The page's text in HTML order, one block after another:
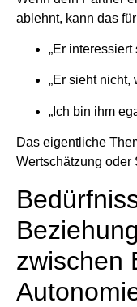
ablehnt, kann das
„Er interessiert
„Er sieht nicht,
„Ich bin ihm
Das eigentliche
Wertschätzung oder
zwischen